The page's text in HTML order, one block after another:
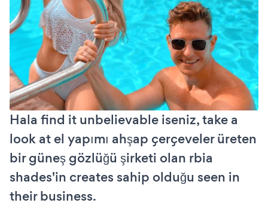
Hala find it unbelievable iseniz, take a
look at el yapımı ahşap çerçeveler üreten
bir güneş gözlüğü şirketi olan rbia
shades'in creates sahip olduğu seen in
their business.